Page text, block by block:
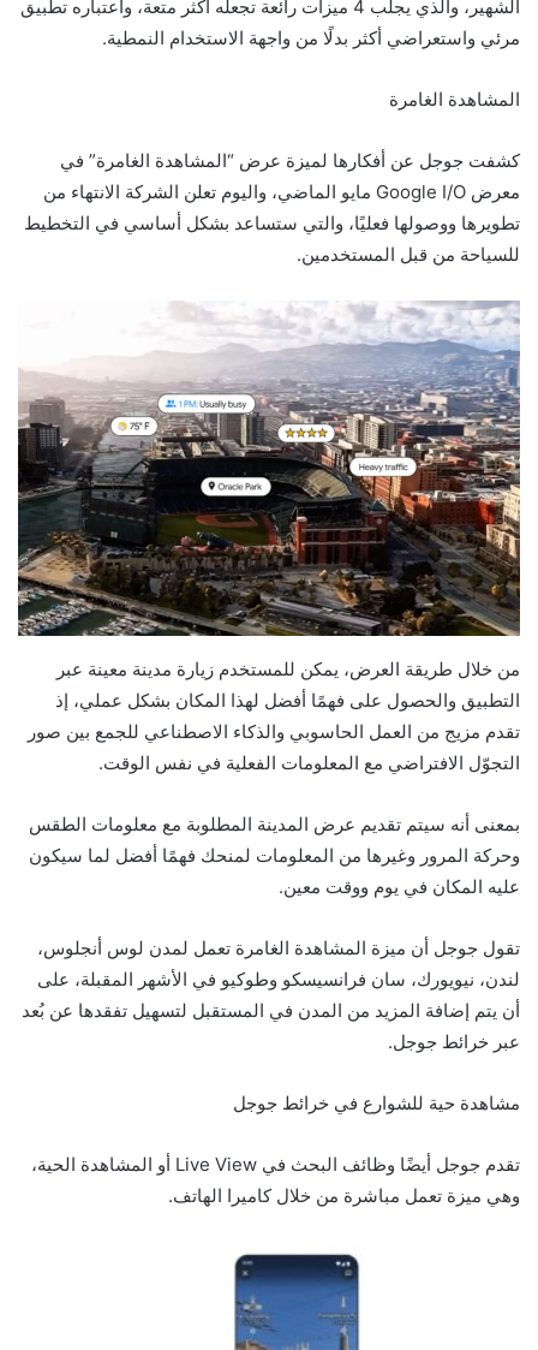
الشهير، والذي يجلب 4 ميزات رائعة تجعله أكثر متعة، واعتباره تطبيق
مرئي واستعراضي أكثر بدلًا من واجهة الاستخدام النمطية.
المشاهدة الغامرة
كشفت جوجل عن أفكارها لميزة عرض “المشاهدة الغامرة” في
معرض Google I/O مايو الماضي، واليوم تعلن الشركة الانتهاء من
تطويرها ووصولها فعليًا، والتي ستساعد بشكل أساسي في التخطيط
للسياحة من قبل المستخدمين.
من خلال طريقة العرض، يمكن للمستخدم زيارة مدينة معينة عبر
التطبيق والحصول على فهمًا أفضل لهذا المكان بشكل عملي، إذ
تقدم مزيج من العمل الحاسوبي والذكاء الاصطناعي للجمع بين صور
التجوّل الافتراضي مع المعلومات الفعلية في نفس الوقت.
بمعنى أنه سيتم تقديم عرض المدينة المطلوبة مع معلومات الطقس
وحركة المرور وغيرها من المعلومات لمنحك فهمًا أفضل لما سيكون
عليه المكان في يوم ووقت معين.
تقول جوجل أن ميزة المشاهدة الغامرة تعمل لمدن لوس أنجلوس،
لندن، نيويورك، سان فرانسيسكو وطوكيو في الأشهر المقبلة، على
أن يتم إضافة المزيد من المدن في المستقبل لتسهيل تفقدها عن بُعد
عبر خرائط جوجل.
مشاهدة حية للشوارع في خرائط جوجل
تقدم جوجل أيضًا وظائف البحث في Live View أو المشاهدة الحية،
وهي ميزة تعمل مباشرة من خلال كاميرا الهاتف.